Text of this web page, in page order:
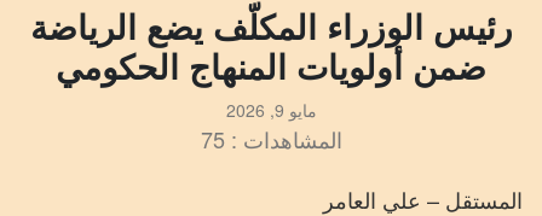
رئيس الوزراء المكلّف يضع الرياضة
ضمن أولويات المنهاج الحكومي
مايو 9, 2026
المشاهدات : 75
المستقل – علي العامر